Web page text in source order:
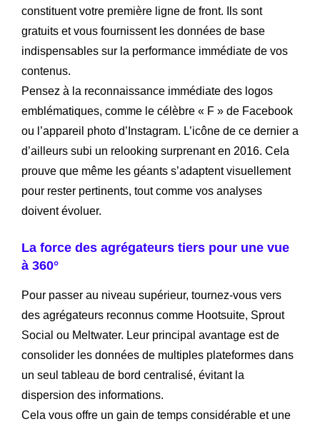
constituent votre première ligne de front. Ils sont
gratuits et vous fournissent les données de base
indispensables sur la performance immédiate de vos
contenus.
Pensez à la reconnaissance immédiate des logos
emblématiques, comme le célèbre « F » de Facebook
ou l’appareil photo d’Instagram. L’icône de ce dernier a
d’ailleurs subi un relooking surprenant en 2016. Cela
prouve que même les géants s’adaptent visuellement
pour rester pertinents, tout comme vos analyses
doivent évoluer.
La force des agrégateurs tiers pour une vue
à 360°
Pour passer au niveau supérieur, tournez-vous vers
des agrégateurs reconnus comme Hootsuite, Sprout
Social ou Meltwater. Leur principal avantage est de
consolider les données de multiples plateformes dans
un seul tableau de bord centralisé, évitant la
dispersion des informations.
Cela vous offre un gain de temps considérable et une